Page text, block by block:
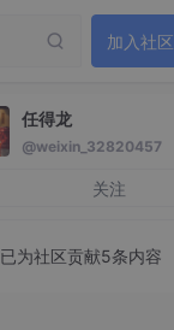
加入社区
任得龙
@weixin_32820457
关注
已为社区贡献5条内容